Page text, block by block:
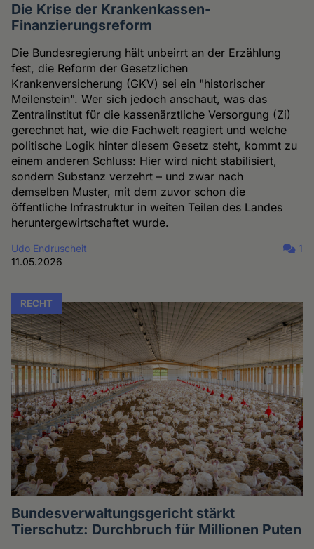
Die Krise der Krankenkassen-
Finanzierungsreform
Die Bundesregierung hält unbeirrt an der Erzählung
fest, die Reform der Gesetzlichen
Krankenversicherung (GKV) sei ein "historischer
Meilenstein". Wer sich jedoch anschaut, was das
Zentralinstitut für die kassenärztliche Versorgung (Zi)
gerechnet hat, wie die Fachwelt reagiert und welche
politische Logik hinter diesem Gesetz steht, kommt zu
einem anderen Schluss: Hier wird nicht stabilisiert,
sondern Substanz verzehrt – und zwar nach
demselben Muster, mit dem zuvor schon die
öffentliche Infrastruktur in weiten Teilen des Landes
heruntergewirtschaftet wurde.
Udo Endruscheit
11.05.2026
1
RECHT
Bundesverwaltungsgericht stärkt
Tierschutz: Durchbruch für Millionen Puten